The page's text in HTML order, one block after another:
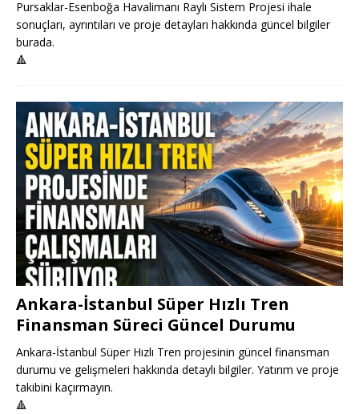
Pursaklar-Esenboğa Havalimanı Raylı Sistem Projesi ihale
sonuçları, ayrıntıları ve proje detayları hakkında güncel bilgiler
burada.
🔺
Ankara-İstanbul Süper Hızlı Tren
Finansman Süreci Güncel Durumu
Ankara-İstanbul Süper Hızlı Tren projesinin güncel finansman
durumu ve gelişmeleri hakkında detaylı bilgiler. Yatırım ve proje
takibini kaçırmayın.
🔺